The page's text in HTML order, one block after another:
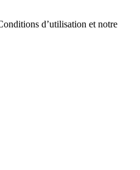
d’utilisation et notre